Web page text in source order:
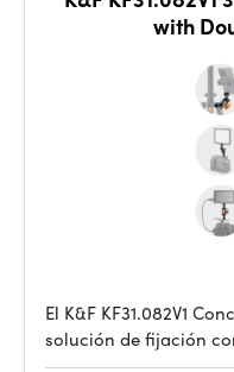
with
El K&F KF31.082V1
solución de fijación